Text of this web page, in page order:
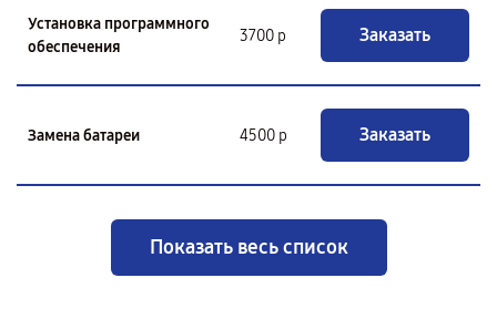
Установка программного
обеспечения
3700 р Заказать
Замена батареи 4500 р Заказать
Показать весь список